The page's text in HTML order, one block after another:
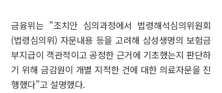
금융위는 "조치안 심의과정에서 법령해석심의위원회
(법령심의위) 자문내용 등을 고려해 삼성생명의 보험금
부지급이 객관적이고 공정한 근거에 기초했는지 판단하
기 위해 금감원이 개별 지적한 건에 대한 의료자문을 진
행했다"고 설명했다.